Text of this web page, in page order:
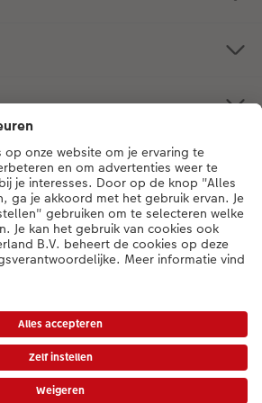
een product of bestelling, bel ons dan gerust:
tot 20:00 u | za 9:00 tot 17:00 u | zo 12:00 tot
16:00 u]
NL|BE
en verzendkosten.
|Privacy|Toegankelijkheid